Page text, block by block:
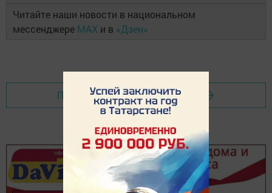
Читайте наши новости в национальном
мессенджере MAX и в «Дзен»
Перейти на страницу новости